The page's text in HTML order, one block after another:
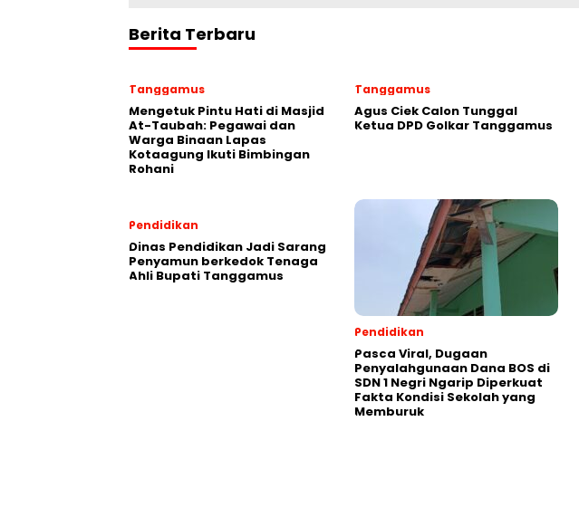
Berita Terbaru
Tanggamus
Mengetuk Pintu Hati di Masjid
At-Taubah: Pegawai dan
Warga Binaan Lapas
Kotaagung Ikuti Bimbingan
Rohani
Tanggamus
Agus Ciek Calon Tunggal
Ketua DPD Golkar Tanggamus
Pendidikan
Dinas Pendidikan Jadi Sarang
Penyamun berkedok Tenaga
Ahli Bupati Tanggamus
Pendidikan
Pasca Viral, Dugaan
Penyalahgunaan Dana BOS di
SDN 1 Negri Ngarip Diperkuat
Fakta Kondisi Sekolah yang
Memburuk